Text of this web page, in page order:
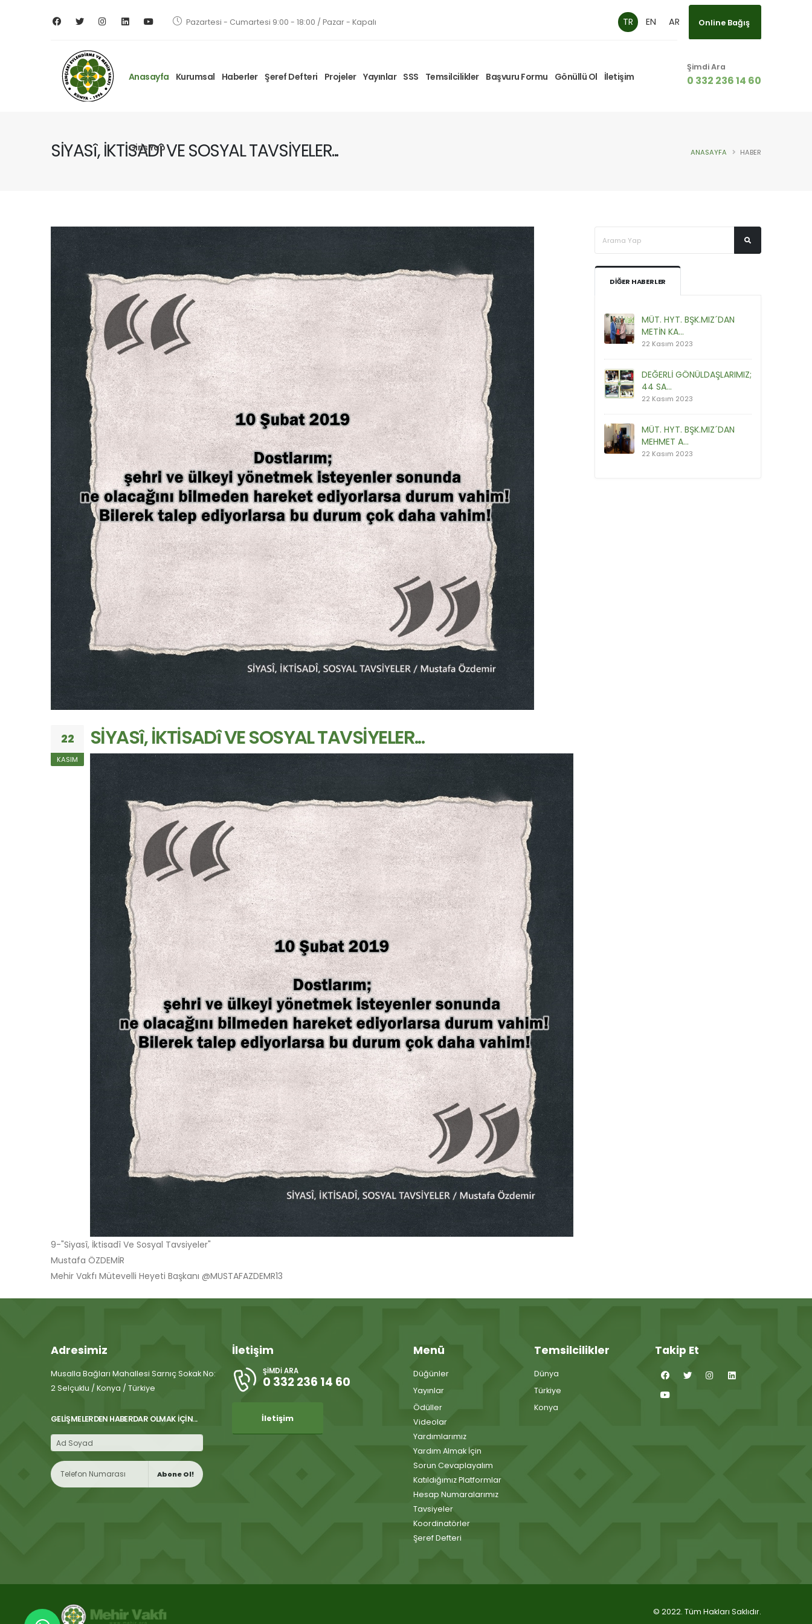
Pazartesi - Cumartesi 9:00 - 18:00 / Pazar - Kapalı TR EN AR Online Bağış
Anasayfa Kurumsal Haberler Şeref Defteri Projeler Yayınlar SSS Temsilcilikler Başvuru Formu Gönüllü Ol İletişim
Giriş Yap
Şimdi Ara
0 332 236 14 60
SİYASî, İKTİSADî VE SOSYAL TAVSİYELER... ANASAYFA HABER
DIĞER HABERLER
MÜT. HYT. BŞK.MIZ´DAN
METİN KA...
22 Kasım 2023
DEĞERLİ GÖNÜLDAŞLARIMIZ;
44 SA...
22 Kasım 2023
MÜT. HYT. BŞK.MIZ´DAN
MEHMET A...
22 Kasım 2023
22
KASIM
SİYASî, İKTİSADî VE SOSYAL TAVSİYELER...
9-"Siyasî, İktisadî Ve Sosyal Tavsiyeler"
Mustafa ÖZDEMİR
Mehir Vakfı Mütevelli Heyeti Başkanı @MUSTAFAZDEMR13
Adresimiz
Musalla Bağları Mahallesi Sarnıç Sokak No:
2 Selçuklu / Konya / Türkiye
GELIŞMELERDEN HABERDAR OLMAK İÇIN...
Abone Ol!
İletişim
ŞIMDI ARA
0 332 236 14 60
İletişim
Menü
Düğünler
Yayınlar
Ödüller
Videolar
Yardımlarımız
Yardım Almak İçin
Sorun Cevaplayalım
Katıldığımız Platformlar
Hesap Numaralarımız
Tavsiyeler
Koordinatörler
Şeref Defteri
Temsilcilikler
Dünya
Türkiye
Konya
Takip Et
© 2022. Tüm Hakları Saklıdır.